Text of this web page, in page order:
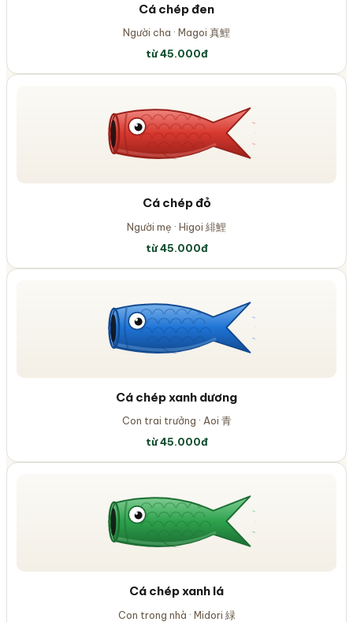
Cá chépđen
Người cha · Magoi 真鯉
từ 45.000đ
Cá chépđỏ
Người mẹ · Higoi 緋鯉
từ 45.000đ
Cá chépxanh dương
Con trai trưởng · Aoi 青
từ 45.000đ
Cá chépxanh lá
Con trong nhà · Midori 緑